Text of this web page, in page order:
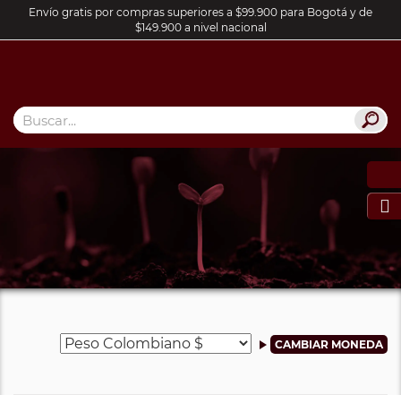
Envío gratis por compras superiores a $99.900 para Bogotá y de
$149.900 a nivel nacional
